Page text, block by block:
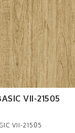
VII-21505
VII-21505